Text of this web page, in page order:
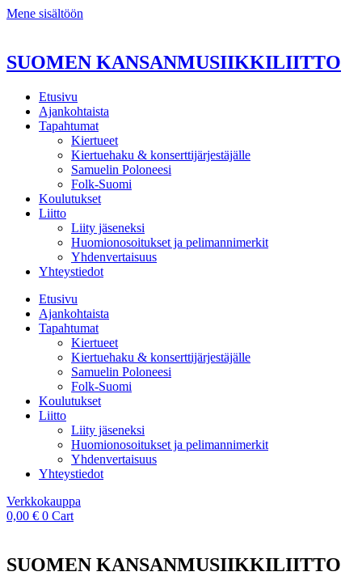
Mene sisältöön
SUOMEN KANSANMUSIIKKILIITTO
Etusivu
Ajankohtaista
Tapahtumat
Kiertueet
Kiertuehaku & konserttijärjestäjälle
Samuelin Poloneesi
Folk-Suomi
Koulutukset
Liitto
Liity jäseneksi
Huomionosoitukset ja pelimannimerkit
Yhdenvertaisuus
Yhteystiedot
Etusivu
Ajankohtaista
Tapahtumat
Kiertueet
Kiertuehaku & konserttijärjestäjälle
Samuelin Poloneesi
Folk-Suomi
Koulutukset
Liitto
Liity jäseneksi
Huomionosoitukset ja pelimannimerkit
Yhdenvertaisuus
Yhteystiedot
Verkkokauppa
0,00 € 0 Cart
SUOMEN KANSANMUSIIKKILIITTO